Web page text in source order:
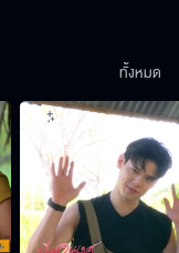
ทั้งหมด